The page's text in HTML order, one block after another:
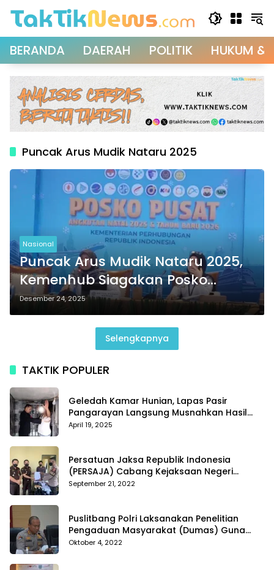
BERANDA DAERAH POLITIK HUKUM &
Puncak Arus Mudik Nataru 2025
Nasional
Puncak Arus Mudik Nataru 2025,
Kemenhub Siagakan Posko
Nasional Hadapi Cuaca Ekstrem
Desember 24, 2025
Selengkapnya
TAKTIK POPULER
Geledah Kamar Hunian, Lapas Pasir
Pangarayan Langsung Musnahkan Hasil
Temuan
April 19, 2025
Persatuan Jaksa Republik Indonesia
(PERSAJA) Cabang Kejaksaan Negeri
Tanggamus resmi melaporkan Alvin Lim ke
September 21, 2022
Puslitbang Polri Laksanakan Penelitian
Pengaduan Masyarakat (Dumas) Guna
Meningkatkan Profesionalisme Personil Polri
Oktober 4, 2022